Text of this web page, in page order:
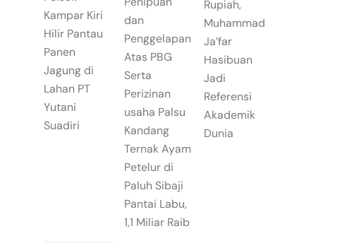
Kampar Kiri
Hilir Pantau
Panen
Jagung di
Lahan PT
Yutani
Suadiri
dan
Penggelapan
Atas PBG
Serta
Perizinan
usaha Palsu
Kandang
Ternak Ayam
Petelur di
Paluh Sibaji
Pantai Labu,
1,1 Miliar Raib
Rupiah,
Muhammad
Ja’far
Hasibuan
Jadi
Referensi
Akademik
Dunia